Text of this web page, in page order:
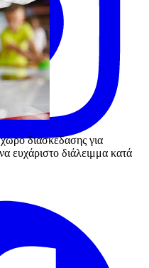
διασκέδασης για
ευχάριστο διάλειμμα κατά